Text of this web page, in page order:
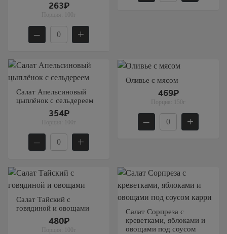
263₽
Порция: 100г
– +
Салат Апельсиновый
цыплёнок с сельдереем
354₽
Порция: 100г
– +
Оливье с мясом
469₽
Порция: 150г
– +
Салат Тайский с
говядиной и овощами
480₽
Порция: 100г
Салат Сорпреза с
креветками, яблоками и
овощами под соусом